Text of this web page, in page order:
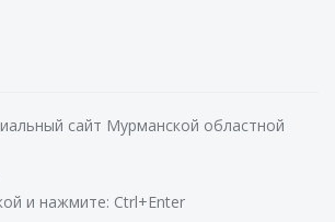
сайт Мурманской областной
и нажмите: Ctrl+Enter